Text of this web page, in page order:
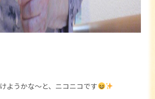
ようかな～と、ニコニコです